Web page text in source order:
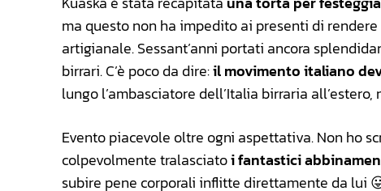
ma questo non ha impedito ai presenti di
artigianale. Sessant’anni portati ancora
birrari. C’è poco da dire:il movimento italiano
lungo l’ambasciatore dell’Italia birraria
Evento piacevole oltre ogni aspettativa. Non ho
colpevolmente tralasciatoi fantastici
subire pene corporali inflitte direttamente da lui